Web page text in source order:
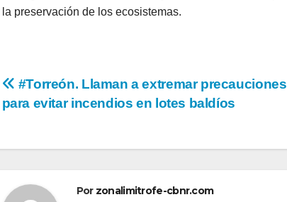
la preservación de los ecosistemas.
Navegación
de
entradas
#Torreón. Llaman a extremar precauciones
para evitar incendios en lotes baldíos
Por zonalimitrofe-cbnr.com